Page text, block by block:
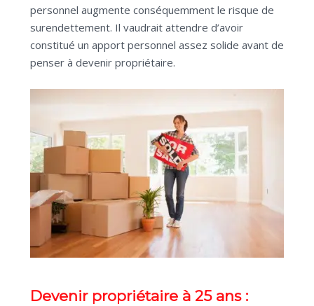
personnel augmente conséquemment le risque de
surendettement. Il vaudrait attendre d’avoir
constitué un apport personnel assez solide avant de
penser à devenir propriétaire.
Devenir propriétaire à 25 ans :